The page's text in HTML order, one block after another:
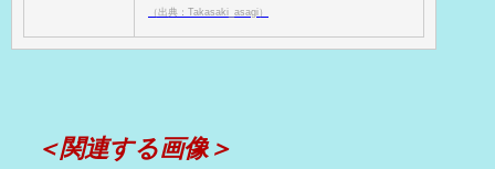
（出典：Takasaki_asagi）
＜関連する画像＞